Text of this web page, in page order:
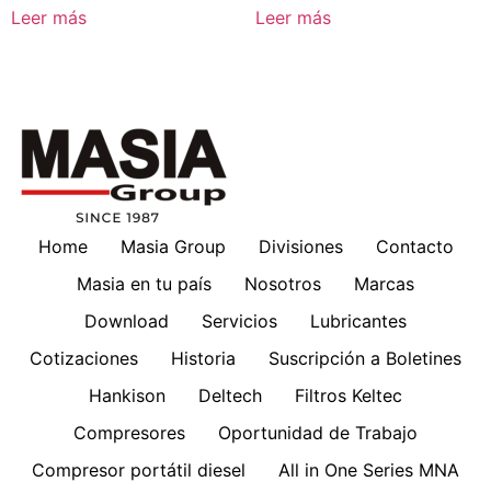
Leer más Leer más
Home Masia Group Divisiones
Contacto
Masia en tu país
Nosotros
Marcas
Download
Servicios
Lubricantes
Cotizaciones
Historia
Suscripción a Boletines
Hankison
Deltech
Filtros Keltec
Compresores
Oportunidad de Trabajo
Compresor portátil diesel
All in One Series MNA